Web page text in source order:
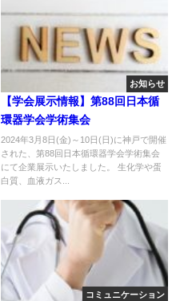
お知らせ
【学会展示情報】第88回日本循
環器学会学術集会
2024年3月8日(金)～10日(日)に神戸で開催
された、第88回日本循環器学会学術集会
にて企業展示いたしました。 生化学や蛋
白質、血液ガス...
コミュニケーション